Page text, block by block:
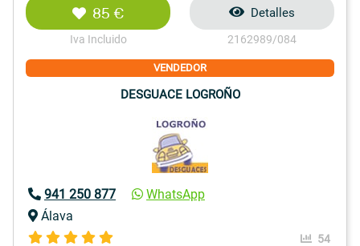
85 €
Iva Incluido
Detalles
2162989/084
VENDEDOR
DESGUACE LOGROÑO
941 250 877
WhatsApp
Álava
54